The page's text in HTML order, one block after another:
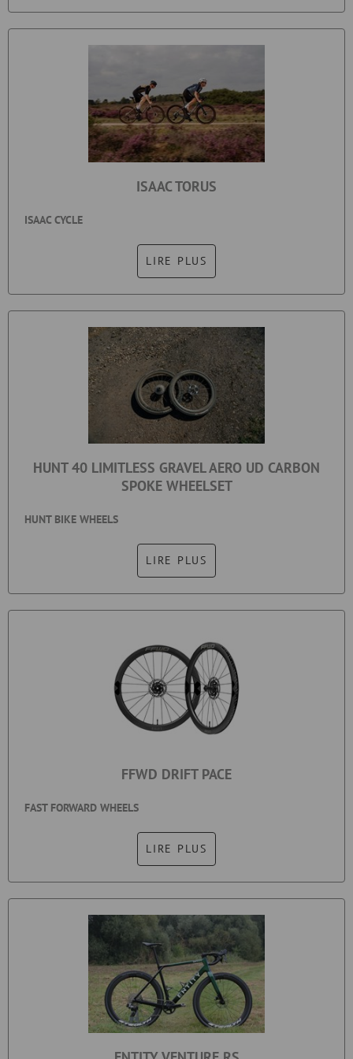
ISAAC TORUS
ISAAC CYCLE
LIRE PLUS
HUNT 40 LIMITLESS GRAVEL AERO UD CARBON
SPOKE WHEELSET
HUNT BIKE WHEELS
LIRE PLUS
FFWD DRIFT PACE
FAST FORWARD WHEELS
LIRE PLUS